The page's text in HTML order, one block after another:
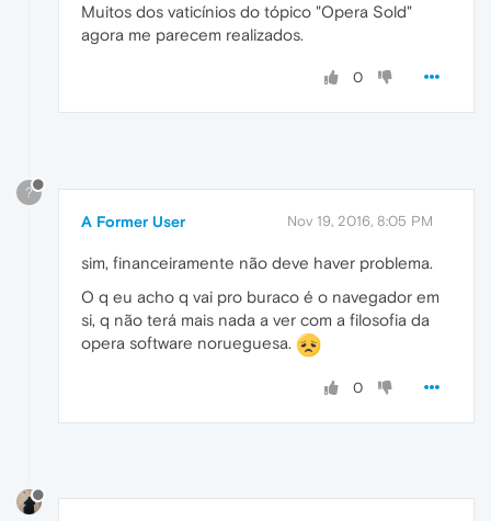
Muitos dos vaticínios do tópico "Opera Sold"
agora me parecem realizados.
0
?
A Former User Nov 19, 2016, 8:05 PM
sim, financeiramente não deve haver problema.
O q eu acho q vai pro buraco é o navegador em
si, q não terá mais nada a ver com a filosofia da
opera software norueguesa.
0